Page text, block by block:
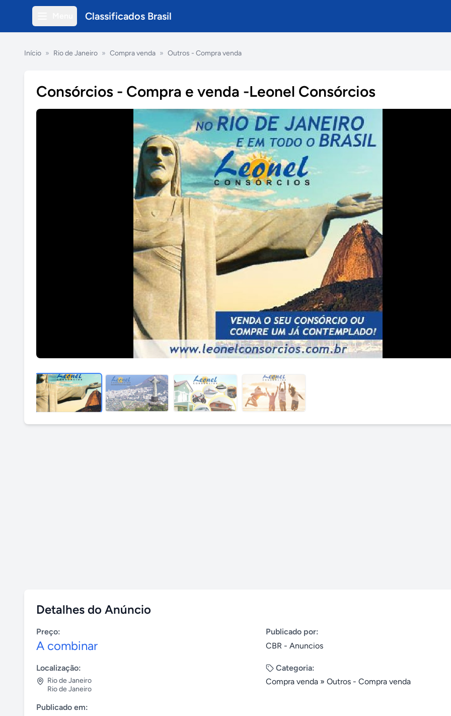
Classificados Brasil
Início » Rio de Janeiro » Compra venda » Outros - Compra venda
Consórcios - Compra e venda -Leonel Consórcios
Detalhes do Anúncio
Preço:
A combinar
Publicado por:
CBR - Anuncios
Localização:
Rio de Janeiro
Rio de Janeiro
Categoria:
Compra venda » Outros - Compra venda
Publicado em: